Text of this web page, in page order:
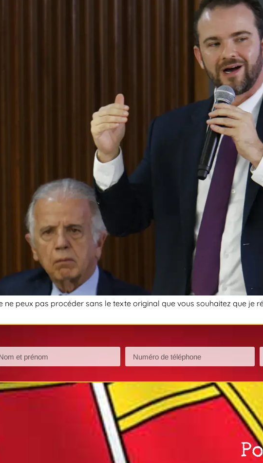
ne peux pas procéder sans le texte original que vous souhaitez que je